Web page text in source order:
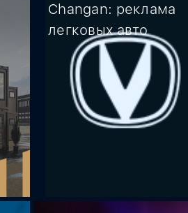
Changan: реклама
легковых авто